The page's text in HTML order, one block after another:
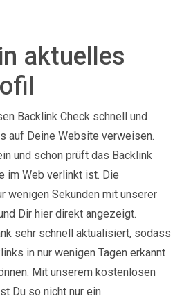
aktuelles
Backlink Check schnell und
auf Deine Website verweisen.
und schon prüft das Backlink
im Web verlinkt ist. Die
wenigen Sekunden mit unserer
Dir hier direkt angezeigt.
sehr schnell aktualisiert, sodass
in nur wenigen Tagen erkannt
Mit unserem kostenlosen
Du so nicht nur ein